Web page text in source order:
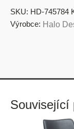
SKU: HD-745784
Výrobce: Halo
Související